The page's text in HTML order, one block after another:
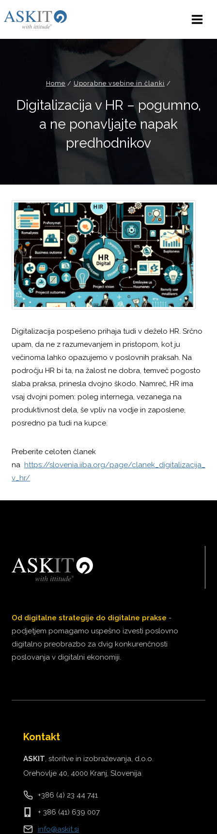
to
Home / Uporabne vsebine in članki /
Digitalizacija v HR – pogumno,
a ne ponavljajte napak
predhodnikov
Digitalizacija pospešeno prihaja tudi v deželo HR. Srčno
upam, da ne z razumevanjem in pristopom, kot ju
večinoma lahko opazujemo v poslovnih praksah. Na
področju HR bi ta, na žalost ne dobra, temveč pogosto
slaba praksa, prinesla dvojno škodo. Namreč, HR ima
vsaj dvojni pomen: poleg internega, vezanega na
produktivnost dela, še vpliv na vodje in zaposlene,
posredno pa tudi na kupce.
Preberite celoten članek
na https://slovenia.iiba.org/page/clanek_digitalizacija_
v_hr/
Od digitalne strategije do digitalne prakse -
podjetjem pomagamo uspešno izvesti poslovno
digitalno preobrazbo za dvig konkurenčnosti
poslovanja v digitalni ekonomiji.
Kontakt
ASKIT , storitve in izobraževanja, d.o.o.
Orehovlje 40, 4000 Kranj, Slovenija
+386 (4) 23 44 741
+ 386 (41) 639 007
info@askit.si